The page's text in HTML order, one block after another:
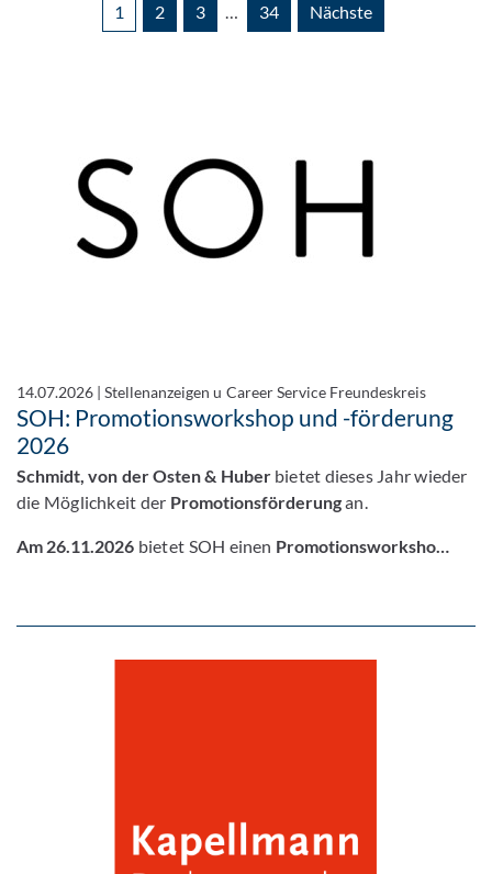
1 2 3 … 34 Nächste
14.07.2026 |Stellenanzeigen u Career Service Freundeskreis
SOH: Promotionsworkshop und -förderung
2026
Schmidt, von der Osten & Huber bietet dieses Jahr wieder
die Möglichkeit der Promotionsförderungan.
Am 26.11.2026 bietet SOH einen Promotionsworksho…